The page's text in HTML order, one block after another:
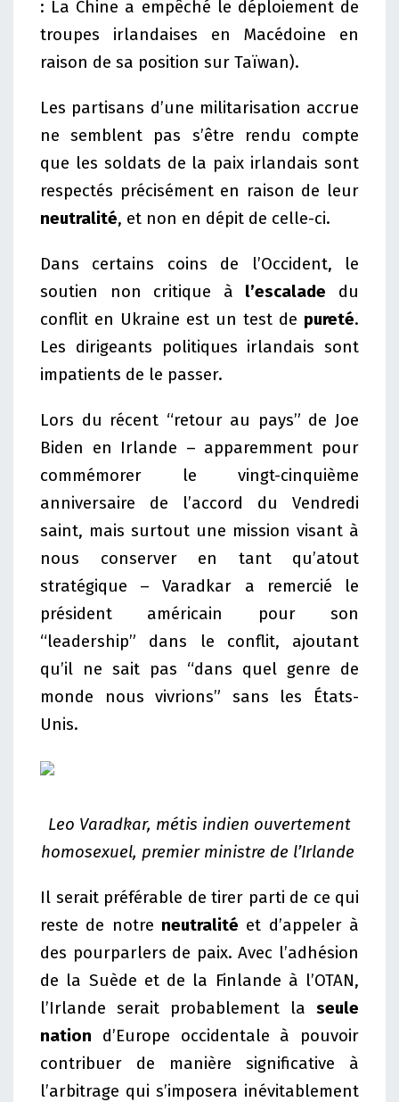
: La Chine a empêché le déploiement de
troupes irlandaises en Macédoine en
raison de sa position sur Taïwan).
Les partisans d’une militarisation accrue
ne semblent pas s’être rendu compte
que les soldats de la paix irlandais sont
respectés précisément en raison de leur
neutralité, et non en dépit de celle-ci.
Dans certains coins de l’Occident, le
soutien non critique à l’escalade du
conflit en Ukraine est un test de pureté.
Les dirigeants politiques irlandais sont
impatients de le passer.
Lors du récent “retour au pays” de Joe
Biden en Irlande – apparemment pour
commémorer le vingt-cinquième
anniversaire de l’accord du Vendredi
saint, mais surtout une mission visant à
nous conserver en tant qu’atout
stratégique – Varadkar a remercié le
président américain pour son
“leadership” dans le conflit, ajoutant
qu’il ne sait pas “dans quel genre de
monde nous vivrions” sans les États-
Unis.
Leo Varadkar, métis indien ouvertement
homosexuel, premier ministre de l’Irlande
Il serait préférable de tirer parti de ce qui
reste de notre neutralité et d’appeler à
des pourparlers de paix. Avec l’adhésion
de la Suède et de la Finlande à l’OTAN,
l’Irlande serait probablement la seule
nation d’Europe occidentale à pouvoir
contribuer de manière significative à
l’arbitrage qui s’imposera inévitablement